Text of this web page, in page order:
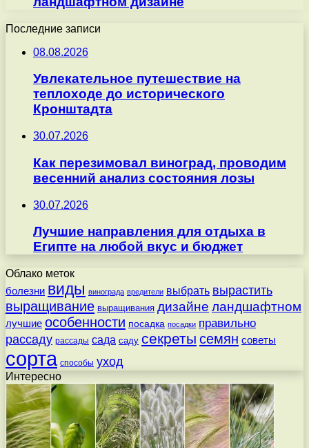
Последние записи
08.08.2026
Увлекательное путешествие на
теплоходе до исторического
Кронштадта
30.07.2026
Как перезимовал виноград, проводим
весенний анализ состояния лозы
30.07.2026
Лучшие направления для отдыха в
Египте на любой вкус и бюджет
Облако меток
болезни виды винограда вредители выбрать вырастить
выращивание выращивания дизайне ландшафтном
лучшие особенности посадка посадки правильно
рассаду рассады сада саду секреты семян советы
сорта способы уход
Интересно